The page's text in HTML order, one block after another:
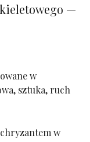
—
w
sztuka, ruch
w